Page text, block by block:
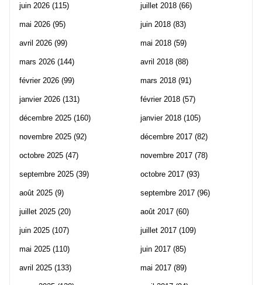
juin 2026 (115)
mai 2026 (95)
avril 2026 (99)
mars 2026 (144)
février 2026 (99)
janvier 2026 (131)
décembre 2025 (160)
novembre 2025 (92)
octobre 2025 (47)
septembre 2025 (39)
août 2025 (9)
juillet 2025 (20)
juin 2025 (107)
mai 2025 (110)
avril 2025 (133)
juillet 2018 (66)
juin 2018 (83)
mai 2018 (59)
avril 2018 (88)
mars 2018 (91)
février 2018 (57)
janvier 2018 (105)
décembre 2017 (82)
novembre 2017 (78)
octobre 2017 (93)
septembre 2017 (96)
août 2017 (60)
juillet 2017 (109)
juin 2017 (85)
mai 2017 (89)